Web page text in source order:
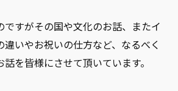
ですがその国や文化のお話、またイ
いやお祝いの仕方など、なるべく
を皆様にさせて頂いています。